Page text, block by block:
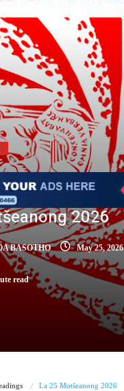
2026
BASOTHO May 25, 2026
read
La 25 Motšeanong 2026